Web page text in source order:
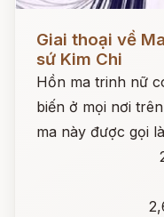
Giai thoại về
sứ Kim Chi
Hồn ma trinh nữ
biến ở mọi nơi
ma này được gọi